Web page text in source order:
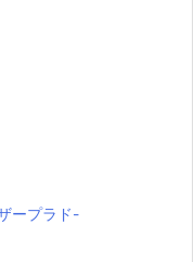
ープラド-